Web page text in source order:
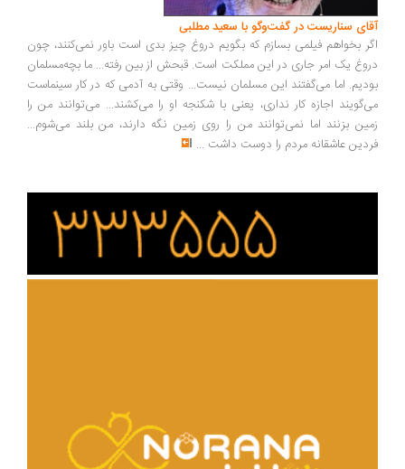
سناریست در گفت‌وگو با سعید مطلبی
بخواهم فیلمی بسازم که بگویم دروغ چیز بدی است باور نمی‌کنند، چون
یک امر جاری در این مملکت است. قبحش از بین رفته... ما بچه‌مسلمان
اما می‌گفتند این مسلمان نیست... وقتی به آدمی که در کار سینماست
اجازه کار نداری، یعنی با شکنجه او را می‌کشند... می‌توانند من را
بزنند اما نمی‌توانند من را روی زمین نگه دارند، من بلند می‌شوم...
عاشقانه مردم را دوست داشت ...